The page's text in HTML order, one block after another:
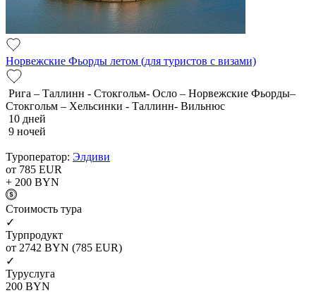
Норвежские Фьорды летом (для туристов с визами)
Рига – Таллинн - Стокгольм- Осло – Норвежские Фьорды–
Стокгольм – Хельсинки - Таллинн- Вильнюс
10 дней
9 ночей
Туроператор: Элдиви
от 785 EUR
+ 200 BYN
Cтоимость тура
✓
Турпродукт
от 2742 BYN (785 EUR)
✓
Туруслуга
200 BYN